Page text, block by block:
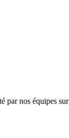
par nos équipes